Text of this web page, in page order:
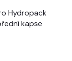
Hydropack
kapse